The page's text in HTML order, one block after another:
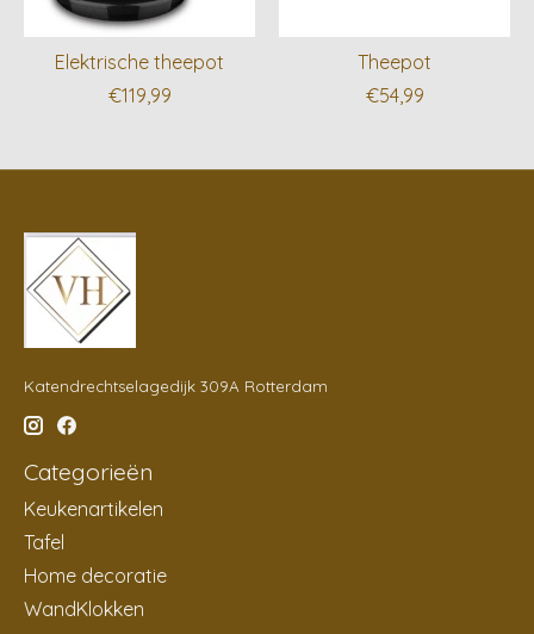
Elektrische theepot
€119,99
Theepot
€54,99
Katendrechtselagedijk 309A Rotterdam
Categorieën
Keukenartikelen
Tafel
Home decoratie
WandKlokken